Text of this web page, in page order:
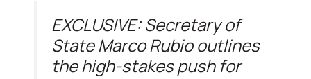
EXCLUSIVE: Secretary of
State Marco Rubio outlines
the high-stakes push for